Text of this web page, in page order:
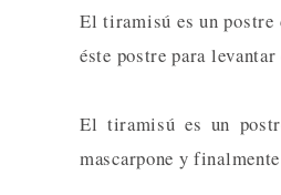
El tiramisú es un postre
éste postre para
El tiramisú es un
mascarpone y